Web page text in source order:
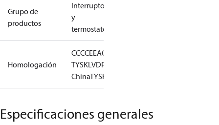
Grupo de
productos
Interruptores
y
termostatos
Homologación
CCCCEEAC
TYSKLVDPED
ChinaTYSK
Especificaciones generales